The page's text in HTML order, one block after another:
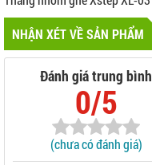
NHẬN XÉT VỀ SẢN PHẨM
Đánh giá trung bình
0/5
(chưa có đánh giá)